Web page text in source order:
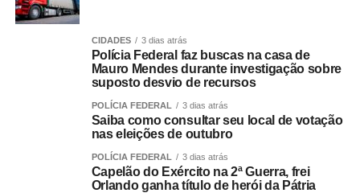
CIDADES 3 dias atrás
Polícia Federal faz buscas na casa de
Mauro Mendes durante investigação sobre
suposto desvio de recursos
POLÍCIA FEDERAL 3 dias atrás
Saiba como consultar seu local de votação
nas eleições de outubro
POLÍCIA FEDERAL 3 dias atrás
Capelão do Exército na 2ª Guerra, frei
Orlando ganha título de herói da Pátria